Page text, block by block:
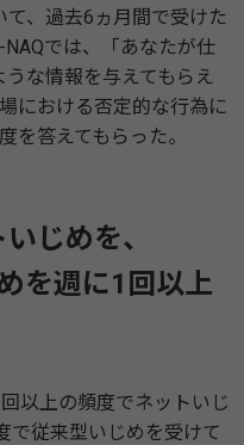
、過去6ヵ月間で受けた
では、「あなたが仕
な情報を与えてもらえ
における否定的な⾏為に
を答えてもらった。
じめを、
を週に1回以上
以上の頻度でネットいじ
で従来型いじめを受けて